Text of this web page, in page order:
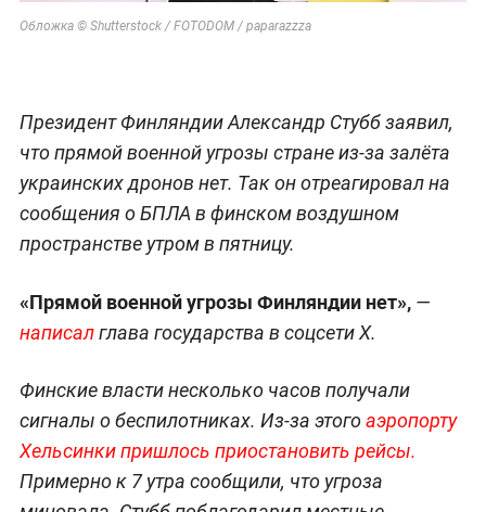
Обложка © Shutterstock / FOTODOM / paparazzza
Президент Финляндии Александр Стубб заявил,
что прямой военной угрозы стране из-за залёта
украинских дронов нет. Так он отреагировал на
сообщения о БПЛА в финском воздушном
пространстве утром в пятницу.
«Прямой военной угрозы Финляндии нет»,—
написалглава государства в соцсети X.
Финские власти несколько часов получали
сигналы о беспилотниках. Из-за этогоаэропорту
Хельсинки пришлось приостановить рейсы.
Примерно к 7 утра сообщили, что угроза